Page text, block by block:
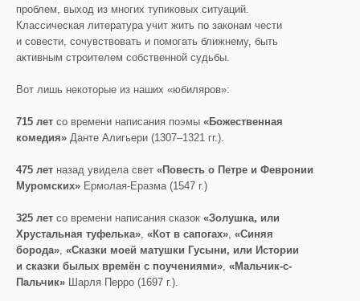
проблем, выход из многих тупиковых ситуаций.
Классическая литература учит жить по законам чести
и совести, сочувствовать и помогать ближнему, быть
активным строителем собственной судьбы.
Вот лишь некоторые из наших «юбиляров»:
715 лет со времени написания поэмы «Божественная
комедия» Данте Алигьери (1307–1321 гг.).
475 лет назад увидела свет «Повесть о Петре и Февронии
Муромских» Ермолая-Еразма (1547 г.)
325 лет со времени написания сказок «Золушка, или
Хрустальная туфелька», «Кот в сапогах», «Синяя
борода», «Сказки моей матушки Гусыни, или Истории
и сказки былых времён с поучениями», «Мальчик-с-
Пальчик» Шарля Перро (1697 г.).